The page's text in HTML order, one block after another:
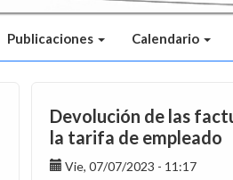
Publicaciones Calendario
Devolución de las
la tarifa de empleado
Vie, 07/07/2023 - 11:17